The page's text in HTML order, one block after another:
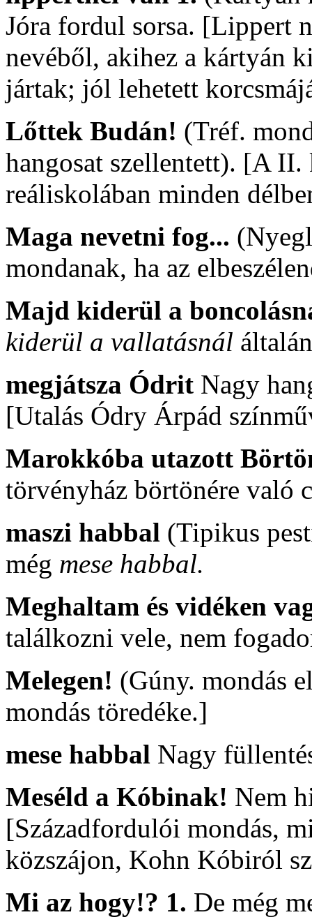
Jóra fordul sorsa. [Lippert
nevéből, akihez a kártyán
jártak; jól lehetett
Lőttek Budán! (Tréf.
hangosat szellentett). [A
reáliskolában minden
Maga nevetni fog...
mondanak, ha az
Majd kiderül a
kiderül a vallatásnál
megjátsza Ódrit Nagy
[Utalás Ódry Árpád
Marokkóba utazott
törvényház börtönére való
maszi habbal (Tipikus
még mese habbal.
Meghaltam és vidéken
találkozni vele, nem
Melegen! (Gúny. mondás
mondás töredéke.]
mese habbal Nagy
Meséld a Kóbinak! Nem
[Századfordulói mondás,
közszájon, Kohn Kóbiról
Mi az hogy!? 1. De még